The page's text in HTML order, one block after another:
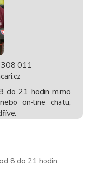
011
do 21 hodin mimo
on-line chatu,
8 do 21 hodin.